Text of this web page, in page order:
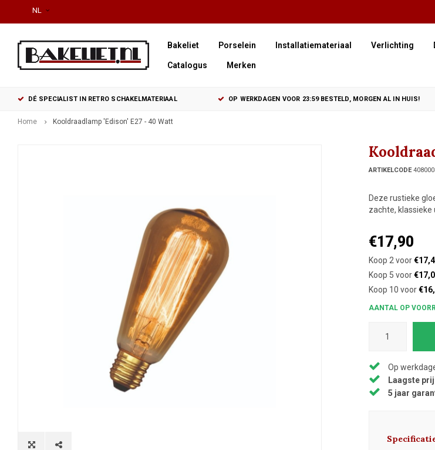
NL
Bakeliet Porselein Installatiemateriaal Verlichting
Catalogus Merken
DÉ SPECIALIST IN RETRO SCHAKELMATERIAAL OP WERKDAGEN VOOR 23:59 BESTELD, MORGEN AL IN HUIS!
Home Kooldraadlamp 'Edison' E27 - 40 Watt
ARTIKELCODE
Deze rustieke
zachte, klassieke
€17,90
Koop 2 voor
Koop 5 voor
Koop 10 voor
AANTAL OP
Op
Laagste
5 jaar